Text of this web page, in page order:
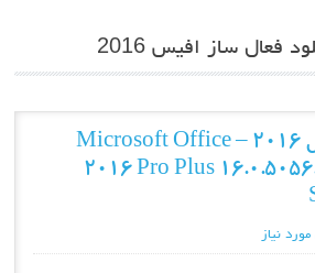
دانلود آفیس 2016 – Microsoft Office
2016 Pro Plus
نیاز